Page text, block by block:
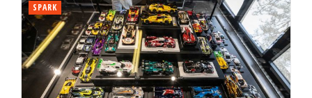
SPARK